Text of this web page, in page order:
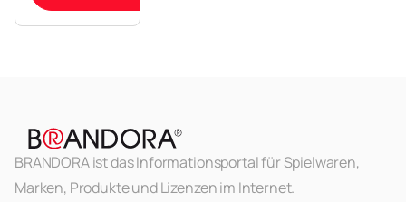
BRANDORA ist das Informationsportal für Spielwaren,
Marken, Produkte und Lizenzen im Internet.